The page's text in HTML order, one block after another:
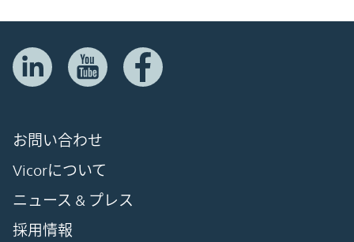
お問い合わせ
Vicorについて
ニュース & プレス
採用情報